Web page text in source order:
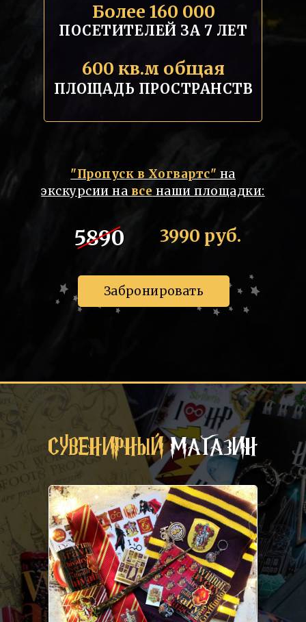
"Пропуск в Хогвартс" на
экскурсии на все наши площадки:
3990 руб.
ПОСЕТИТЕЛЕЙ ЗА 7 ЛЕТ
Более 160 000
600 кв.м общая
ПЛОЩАДЬ ПРОСТРАНСТВ
5890
Забронировать
СУВЕНИРНЫЙМАГАЗИН